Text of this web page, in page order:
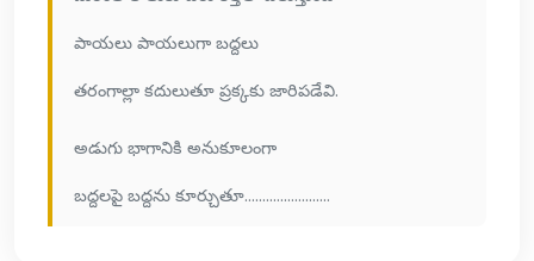
పాయలు పాయలుగా బద్దలు
తరంగాల్లా కదులుతూ ప్రక్కకు జారిపడేవి.
అడుగు భాగానికి అనుకూలంగా
బద్దలపై బద్దను కూర్చుతూ........................